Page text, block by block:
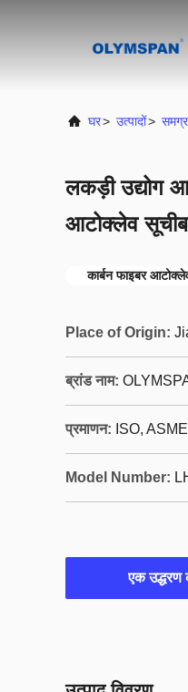
घर> उत्पादों>
लकड़ी उद्योग
आटोक्लेव
कार्बन फाइबर
Place of Origin:
ब्रांड नाम:
प्रमाणन: ISO, ASME
Model Number:
एक उद्धरण